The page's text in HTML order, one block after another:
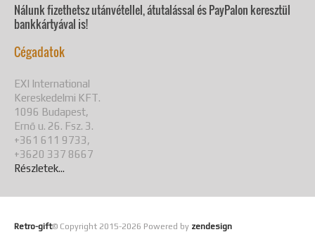
Nálunk fizethetsz utánvétellel, átutalással és PayPalon keresztül
bankkártyával is!
Cégadatok
EXI International
Kereskedelmi KFT.
1096 Budapest,
Ernő u. 26. Fsz. 3.
+361 611 9733,
+3620 337 8667
Részletek...
Retro-gift© Copyright 2015-2026 Powered by zendesign